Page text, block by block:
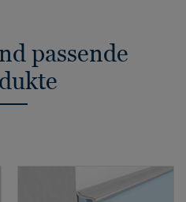
passende